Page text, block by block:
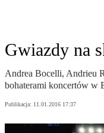
Gwiazdy na
Andrea Bocelli, Andrieu
bohaterami koncertów w
Publikacja: 11.01.2016 17:37